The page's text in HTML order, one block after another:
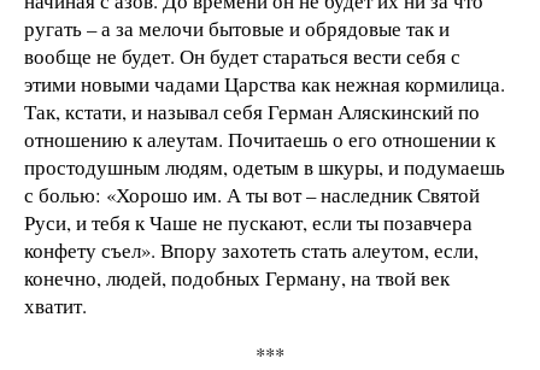
ругать – а за мелочи бытовые и обрядовые так и
вообще не будет. Он будет стараться вести себя с
этими новыми чадами Царства как нежная кормилица.
Так, кстати, и называл себя Герман Аляскинский по
отношению к алеутам. Почитаешь о его отношении к
простодушным людям, одетым в шкуры, и подумаешь
с болью: «Хорошо им. А ты вот – наследник Святой
Руси, и тебя к Чаше не пускают, если ты позавчера
конфету съел». Впору захотеть стать алеутом, если,
конечно, людей, подобных Герману, на твой век
хватит.
***